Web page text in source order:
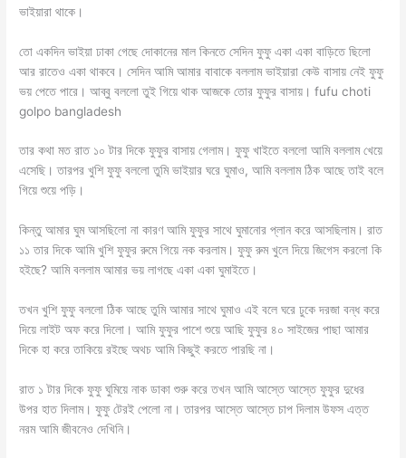
ভাইয়ারা থাকে।
তো একদিন ভাইয়া ঢাকা গেছে দোকানের মাল কিনতে সেদিন ফুফু একা একা বাড়িতে ছিলো
আর রাতেও একা থাকবে। সেদিন আমি আমার বাবাকে বললাম ভাইয়ারা কেউ বাসায় নেই ফুফু
ভয় পেতে পারে। আব্বু বললো তুই গিয়ে থাক আজকে তোর ফুফুর বাসায়। fufu choti
golpo bangladesh
তার কথা মত রাত ১০ টার দিকে ফুফুর বাসায় গেলাম। ফুফু খাইতে বললো আমি বললাম খেয়ে
এসেছি। তারপর খুশি ফুফু বললো তুমি ভাইয়ার ঘরে ঘুমাও, আমি বললাম ঠিক আছে তাই বলে
গিয়ে শুয়ে পড়ি।
কিন্তু আমার ঘুম আসছিলো না কারণ আমি ফুফুর সাথে ঘুমানোর প্লান করে আসছিলাম। রাত
১১ তার দিকে আমি খুশি ফুফুর রুমে গিয়ে নক করলাম। ফুফু রুম খুলে দিয়ে জিগেস করলো কি
হইছে? আমি বললাম আমার ভয় লাগছে একা একা ঘুমাইতে।
তখন খুশি ফুফু বললো ঠিক আছে তুমি আমার সাথে ঘুমাও এই বলে ঘরে ঢুকে দরজা বন্ধ করে
দিয়ে লাইট অফ করে দিলো। আমি ফুফুর পাশে শুয়ে আছি ফুফুর ৪০ সাইজের পাছা আমার
দিকে হা করে তাকিয়ে রইছে অথচ আমি কিছুই করতে পারছি না।
রাত ১ টার দিকে ফুফু ঘুমিয়ে নাক ডাকা শুরু করে তখন আমি আস্তে আস্তে ফুফুর দুধের
উপর হাত দিলাম। ফুফু টেরই পেলো না। তারপর আস্তে আস্তে চাপ দিলাম উফস এত্ত
নরম আমি জীবনেও দেখিনি।